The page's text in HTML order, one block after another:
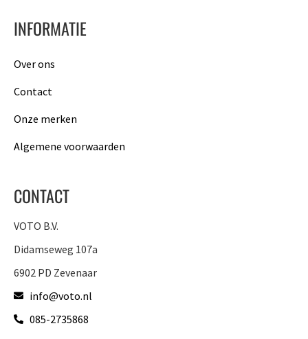
INFORMATIE
Over ons
Contact
Onze merken
Algemene voorwaarden
CONTACT
VOTO B.V.
Didamseweg 107a
6902 PD Zevenaar
info@voto.nl
085-2735868